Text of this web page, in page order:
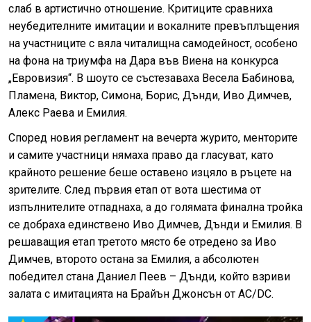
слаб в артистично отношение. Критиците сравниха
неубедителните имитации и вокалните превъплъщения
на участниците с вяла читалищна самодейност, особено
на фона на триумфа на Дара във Виена на конкурса
„Евровизия“. В шоуто се състезаваха Весела Бабинова,
Пламена, Виктор, Симона, Борис, Дънди, Иво Димчев,
Алекс Раева и Емилия.
Според новия регламент на вечерта журито, менторите
и самите участници нямаха право да гласуват, като
крайното решение беше оставено изцяло в ръцете на
зрителите. След първия етап от вота шестима от
изпълнителите отпаднаха, а до голямата финална тройка
се добраха единствено Иво Димчев, Дънди и Емилия. В
решаващия етап третото място бе отредено за Иво
Димчев, второто остана за Емилия, а абсолютен
победител стана Даниел Пеев – Дънди, който взриви
залата с имитацията на Брайън Джонсън от AC/DC.